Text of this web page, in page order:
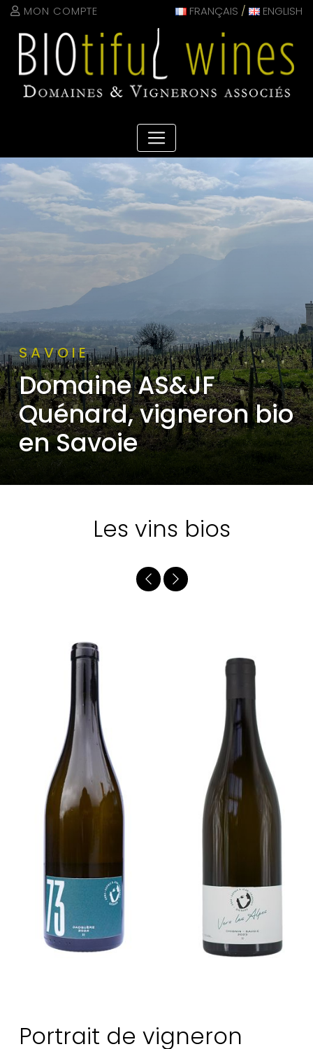
MON COMPTE FRANÇAIS / ENGLISH
SAVOIE
Domaine AS&JF
Quénard, vigneron bio
en Savoie
Les vins bios
Portrait de vigneron
Panneau de gestion des cookies